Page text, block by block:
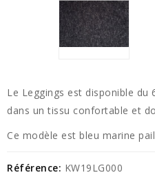
Le Leggings est disponible du
dans un tissu confortable et
Ce modèle est bleu marine
Référence: KW19LG000